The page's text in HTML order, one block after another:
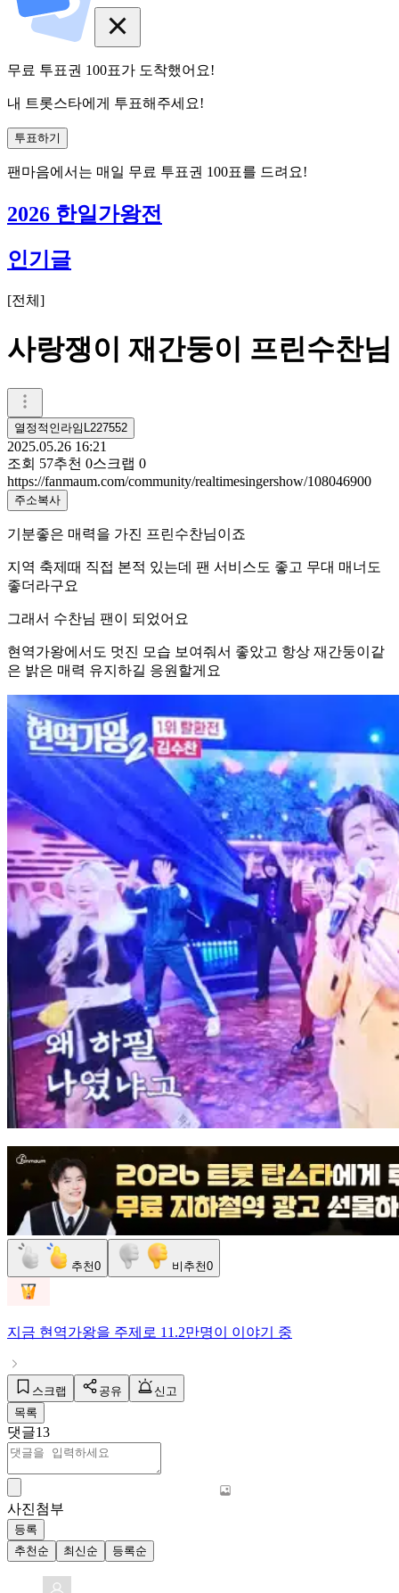
무료 투표권 100표가 도착했어요!
내 트롯스타에게 투표해주세요!
투표하기
팬마음에서는 매일 무료 투표권 100표를 드려요!
2026 한일가왕전
인기글
[전체 ]
사랑쟁이 재간둥이 프린수찬님
열정적인라임L227552
2025.05.26 16:21
조회 57추천 0스크랩 0
https://fanmaum.com/community/realtimesingershow/108046900
주소복사
기분좋은 매력을 가진 프린수찬님이죠
지역 축제때 직접 본적 있는데 팬 서비스도 좋고 무대 매너도
좋더라구요
그래서 수찬님 팬이 되었어요
현역가왕에서도 멋진 모습 보여줘서 좋았고 항상 재간둥이같
은 밝은 매력 유지하길 응원할게요
추천0 비추천0
지금 현역가왕을 주제로 11.2만명이 이야기 중
스크랩 공유
신고
목록
댓글13
사진첨부
등록
추천순
최신순 등록순